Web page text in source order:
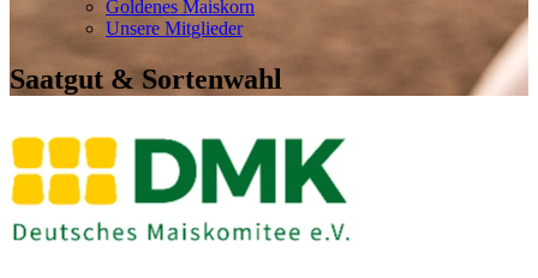
Goldenes Maiskorn
Unsere Mitglieder
Saatgut & Sortenwahl